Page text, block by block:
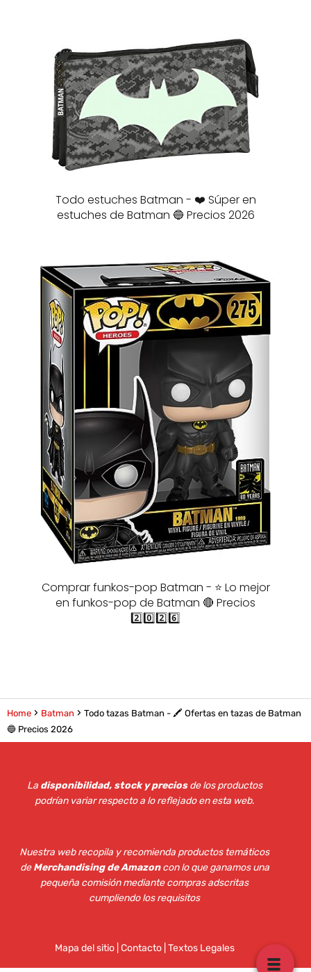
Todo estuches Batman - ❤️ Súper en
estuches de Batman 🔵 Precios 2026
Comprar funkos-pop Batman - ⭐️ Lo mejor
en funkos-pop de Batman 🔴 Precios
2️⃣0️⃣2️⃣6️⃣
Home Batman
Todo tazas Batman - 🖍️ Ofertas en tazas de Batman
🔵 Precios 2026
La disponibilidad, stock y preciosde los productos
podrían variar respecto a lo reflejado en esta web.
Nuestra web recopila y recomienda productos temáticos
deMerchandising de Amazoncon lo que ganamos una
pequeña comisión mediante compras adscritas
cumpliendo los requisitos
Mapa del sitio| Contacto | Textos Legales